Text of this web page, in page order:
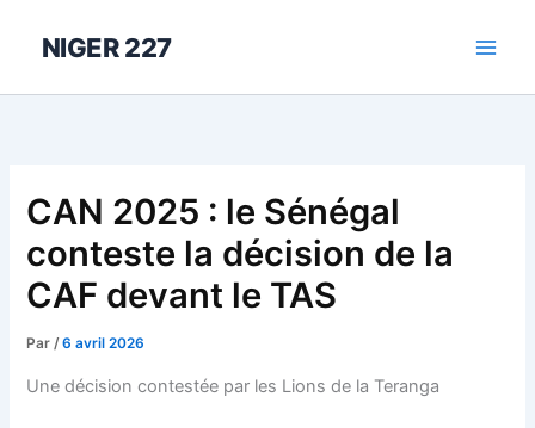
NIGER 227
CAN 2025 : le Sénégal
conteste la décision de la
CAF devant le TAS
Par/6 avril 2026
Une décision contestée par les Lions de la Teranga